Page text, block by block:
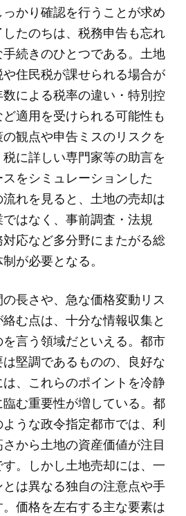
かり確認を行うことが求め
たのちは、税務申告も忘れ
続きのひとつである。土地
住民税が課せられる場合が
による税率の違い・特別控
適用を受けられる可能性も
観点や申告ミスのリスクを
に詳しい専門家等の助言を
をシミュレーションした
れを見ると、土地の売却は
はなく、事前調査・法規
応など多分野にまたがる総
が必要となる。
長さや、急な価格変動リス
む点は、十分な情報収集と
言う領域だといえる。都市
堅調であるものの、良好な
、これらのポイントを冷静
む重要性が増している。都
うな政令指定都市では、利
から土地の資産価値が注目
。しかし土地売却には、一
は異なる独自の注意点や手
価格を左右する主な要素は